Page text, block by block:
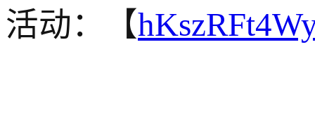
活动：【